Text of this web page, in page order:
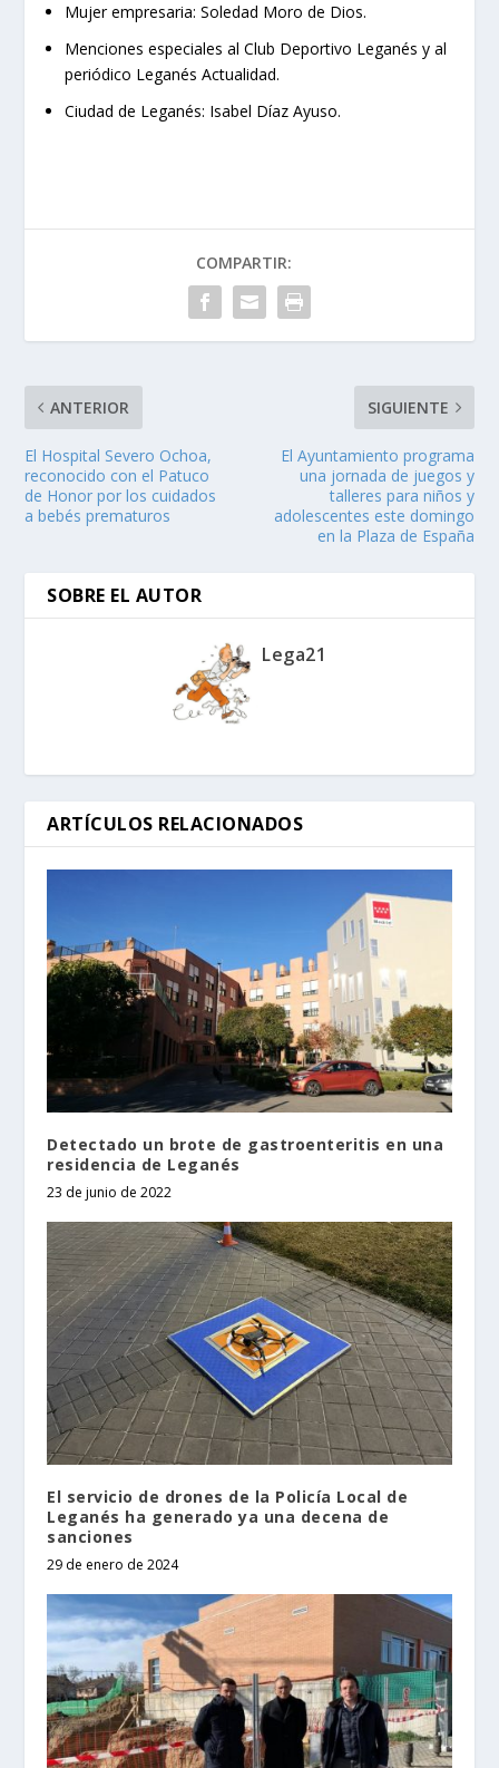
Mujer empresaria: Soledad Moro de Dios.
Menciones especiales al Club Deportivo Leganés y al
periódico Leganés Actualidad.
Ciudad de Leganés: Isabel Díaz Ayuso.
COMPARTIR:
ANTERIOR
El Hospital Severo Ochoa,
reconocido con el Patuco
de Honor por los cuidados
a bebés prematuros
SIGUIENTE
El Ayuntamiento programa
una jornada de juegos y
talleres para niños y
adolescentes este domingo
en la Plaza de España
SOBRE EL AUTOR
Lega21
ARTÍCULOS RELACIONADOS
Detectado un brote de gastroenteritis en una
residencia de Leganés
23 de junio de 2022
El servicio de drones de la Policía Local de
Leganés ha generado ya una decena de
sanciones
29 de enero de 2024